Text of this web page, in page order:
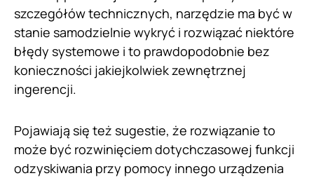
szczegółów technicznych, narzędzie ma być w
stanie samodzielnie wykryć i rozwiązać niektóre
błędy systemowe i to prawdopodobnie bez
konieczności jakiejkolwiek zewnętrznej
ingerencji.
Pojawiają się też sugestie, że rozwiązanie to
może być rozwinięciem dotychczasowej funkcji
odzyskiwania przy pomocy innego urządzenia